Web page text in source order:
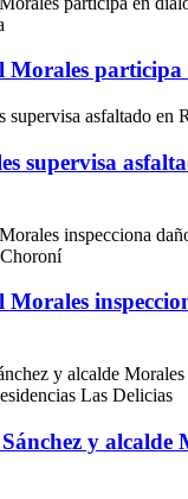
Morales
supervisa
Morales
y alcalde